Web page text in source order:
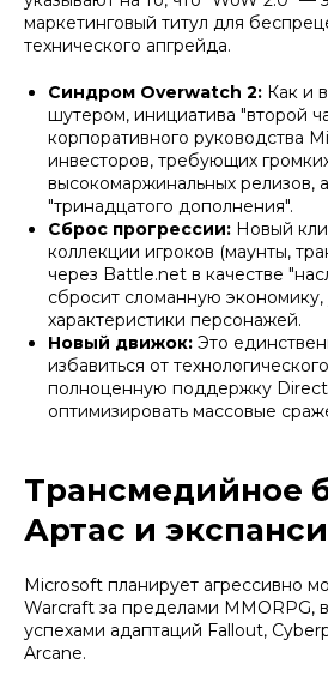
маркетинговый титул для
технического апгрейда.
Синдром Overwatch 2: Как и
шутером, инициатива "второй
корпоративного руководства
инвесторов, требующих
высокомаржинальных релизов,
"тринадцатого дополнения".
Сброс прогрессии: Новый
коллекции игроков (маунты,
через Battle.net в качестве
сбросит сломанную экономику,
характеристики персонажей.
Новый движок: Это
избавиться от
полноценную поддержку
оптимизировать массовые
Трансмедийное
Артас и
Microsoft планирует агрессивно
Warcraft за пределами MMORPG,
успехами адаптаций Fallout,
Arcane.